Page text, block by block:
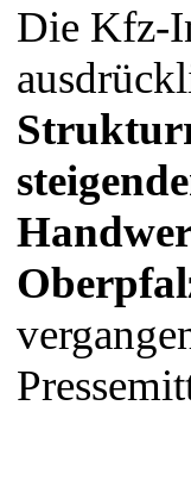
Die Kfz-